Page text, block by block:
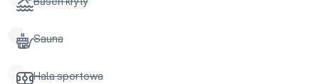
Sauna
Hala sportowa